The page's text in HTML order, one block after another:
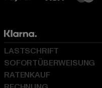
LASTSCHRIFT
SOFORTÜBERWEISUNG
RATENKAUF